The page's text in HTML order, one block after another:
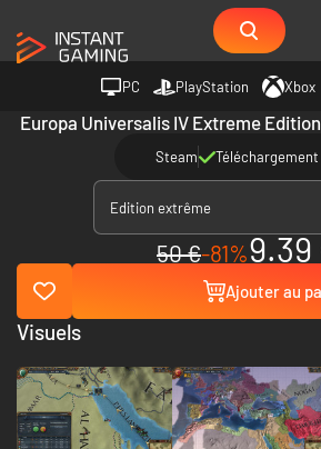
PC PlayStation Xbox
Europa Universalis IV Extreme
Steam
Edition extrême
50 €-81%
Ajouter au
Visuels